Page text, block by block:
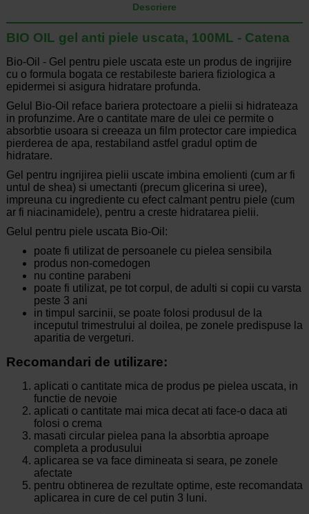
Descriere
BIO OIL gel anti piele uscata, 100ML - Catena
Bio-Oil - Gel pentru piele uscata este un produs de ingrijire
cu o formula bogata ce restabileste bariera fiziologica a
epidermei si asigura hidratare profunda.
Gelul Bio-Oil reface bariera protectoare a pielii si hidrateaza
in profunzime. Are o cantitate mare de ulei ce permite o
absorbtie usoara si creeaza un film protector care impiedica
pierderea de apa, restabiland astfel gradul optim de
hidratare.
Gel pentru ingrijirea pielii uscate imbina emolienti (cum ar fi
untul de shea) si umectanti (precum glicerina si uree),
impreuna cu ingrediente cu efect calmant pentru piele (cum
ar fi niacinamidele), pentru a creste hidratarea pielii.
Gelul pentru piele uscata Bio-Oil:
poate fi utilizat de persoanele cu pielea sensibila
produs non-comedogen
nu contine parabeni
poate fi utilizat, pe tot corpul, de adulti si copii cu varsta
peste 3 ani
in timpul sarcinii, se poate folosi produsul de la
inceputul trimestrului al doilea, pe zonele predispuse la
aparitia de vergeturi.
Recomandari de utilizare:
aplicati o cantitate mica de produs pe pielea uscata, in
functie de nevoie
aplicati o cantitate mai mica decat ati face-o daca ati
folosi o crema
masati circular pielea pana la absorbtia aproape
completa a produsului
aplicarea se va face dimineata si seara, pe zonele
afectate
pentru obtinerea de rezultate optime, este recomandata
aplicarea in cure de cel putin 3 luni.